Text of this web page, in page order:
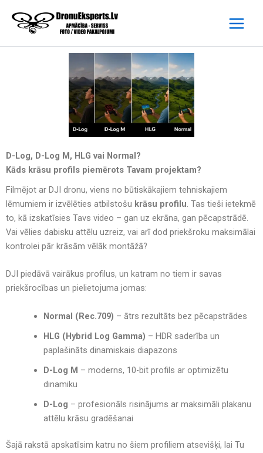
content
D-Log, D-Log M, HLG vai Normal?
Kāds krāsu profils piemērots Tavam projektam?
Filmējot ar DJI dronu, viens no būtiskākajiem tehniskajiem
lēmumiem ir izvēlēties atbilstošu krāsu profilu. Tas tieši ietekmē
to, kā izskatīsies Tavs video – gan uz ekrāna, gan pēcapstrādē.
Vai vēlies dabisku attēlu uzreiz, vai arī dod priekšroku maksimālai
kontrolei pār krāsām vēlāk montāžā?
DJI piedāvā vairākus profilus, un katram no tiem ir savas
priekšrocības un pielietojuma jomas:
Normal (Rec.709) – ātrs rezultāts bez pēcapstrādes
HLG (Hybrid Log Gamma) – HDR saderība un
paplašināts dinamiskais diapazons
D-Log M – moderns, 10-bit profils ar optimizētu
dinamiku
D-Log – profesionāls risinājums ar maksimāli plakanu
attēlu krāsu gradēšanai
Šajā rakstā apskatīsim katru no šiem profiliem atsevišķi, lai Tu